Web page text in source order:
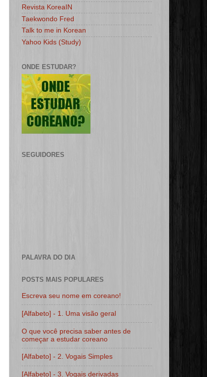
Revista KoreaIN
Taekwondo Fred
Talk to me in Korean
Yahoo Kids (Study)
ONDE ESTUDAR?
SEGUIDORES
PALAVRA DO DIA
POSTS MAIS POPULARES
Escreva seu nome em coreano!
[Alfabeto] - 1. Uma visão geral
O que você precisa saber antes de
começar a estudar coreano
[Alfabeto] - 2. Vogais Simples
[Alfabeto] - 3. Vogais derivadas